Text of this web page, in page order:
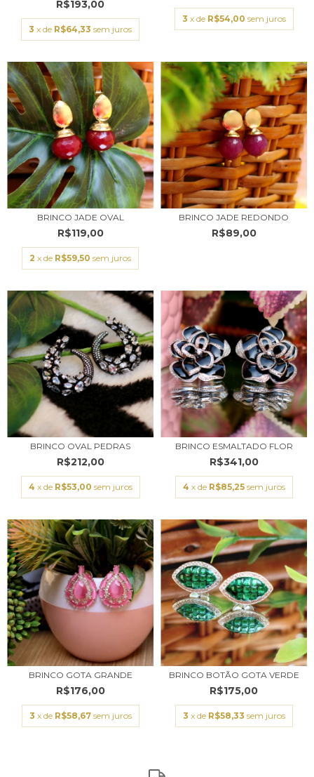
R$193,00
3 x de R$64,33 sem juros
3 x de R$54,00 sem juros
BRINCO JADE OVAL
R$119,00
2 x de R$59,50 sem juros
BRINCO JADE REDONDO
R$89,00
BRINCO OVAL PEDRAS
R$212,00
4 x de R$53,00 sem juros
BRINCO ESMALTADO FLOR
R$341,00
4 x de R$85,25 sem juros
BRINCO GOTA GRANDE
R$176,00
3 x de R$58,67 sem juros
BRINCO BOTÃO GOTA VERDE
R$175,00
3 x de R$58,33 sem juros